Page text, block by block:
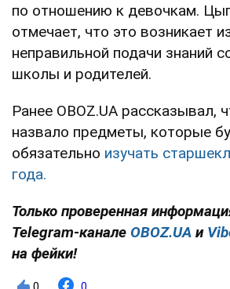
по отношению к девочкам.
отмечает, что это возникает
неправильной подачи знаний
школы и родителей.
Ранее OBOZ.UA рассказывал,
назвало предметы, которые
обязательно изучать
года.
Только проверенная
Telegram-канале OBOZ.UA и
на фейки!